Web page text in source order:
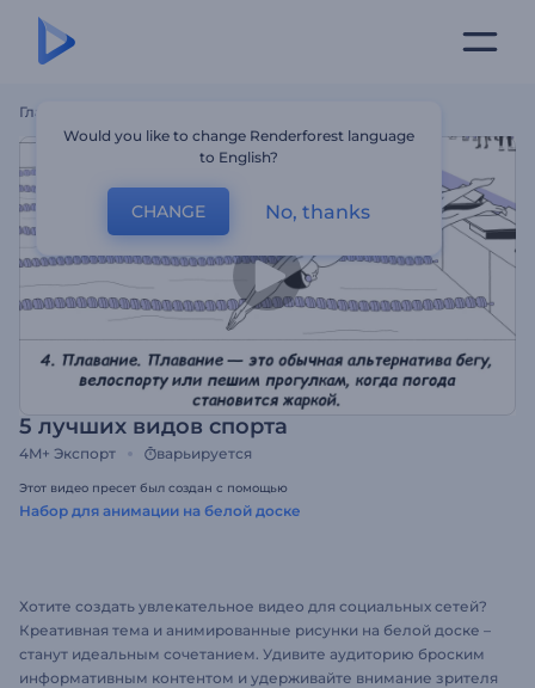
Главная
5 лучших видов спорта
4M+ Экспорт варьируется
Этот видео пресет был создан с помощью
Набор для анимации на белой доске
Хотите создать увлекательное видео для социальных сетей?
Креативная тема и анимированные рисунки на белой доске –
станут идеальным сочетанием. Удивите аудиторию броским
информативным контентом и удерживайте внимание зрителя
Would you like to change Renderforest language
to English?
CHANGE No, thanks